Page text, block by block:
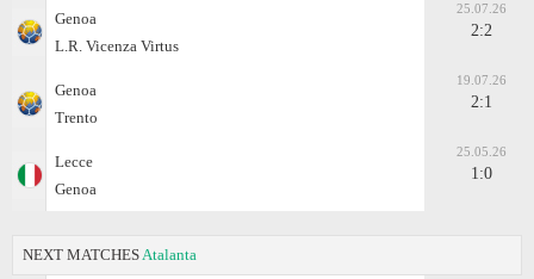
Genoa
L.R. Vicenza Virtus
25.07.26
2:2
Genoa
Trento
19.07.26
2:1
Lecce
Genoa
25.05.26
1:0
NEXT MATCHES Atalanta